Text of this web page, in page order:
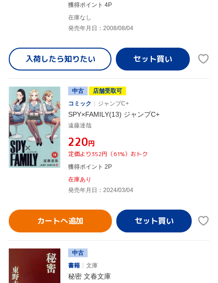
獲得ポイント 4P
在庫なし
発売年月日：2008/08/04
入荷したら知りたい
中古
店舗受取可
コミック
ジャンプC+
SPY×FAMILY(13) ジャンプC+
遠藤達哉
¥220円
定価より352円（61%）おトク
獲得ポイント 2P
在庫あり
発売年月日：2024/03/04
カートへ追加
中古
書籍
文庫
秘密 文春文庫